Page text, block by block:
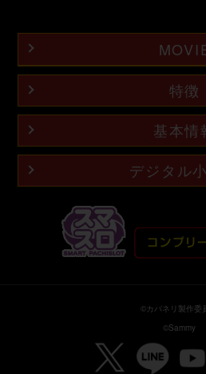
ティザームービー
特徴
基本情
デジタル
©カバネリ製作委
©Sammy